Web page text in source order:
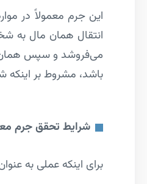
این جرم معمولاً در
انتقال همان مال به
می‌فروشد و سپس همان
باشد، مشروط بر اینکه
شرایط تحقق جرم
برای اینکه عملی به